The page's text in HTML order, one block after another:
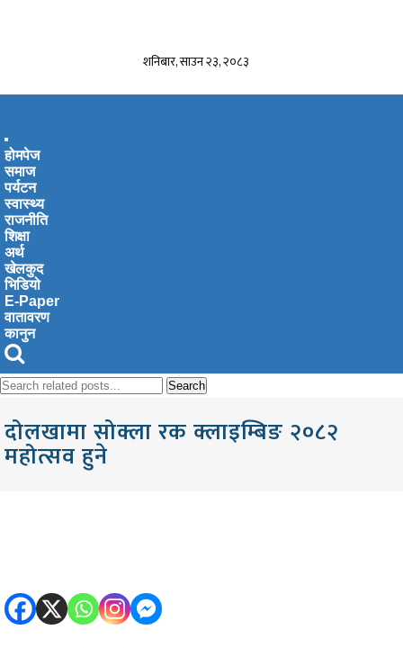
शनिबार, साउन २३, २०८३
Toggle
navigation
होमपेज
समाज
पर्यटन
स्वास्थ्य
राजनीति
शिक्षा
अर्थ
खेलकुद
भिडियो
E-Paper
वातावरण
कानुन

दोलखामा सोक्ला रक क्लाइम्बिङ २०८२
महोत्सव हुने